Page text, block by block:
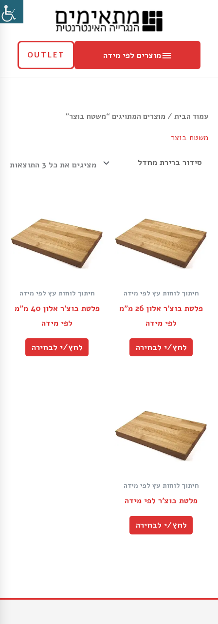
OUTLET
מוצרים
לפי
מידה
מוצרים לפי מידה
עמוד הבית / מוצרים המתויגים “משטח בוצר”
משטח בוצר
מציגים את כל ⁦3⁩ התוצאות
חיתוך לוחות עץ לפי מידה
פלטת בוצ׳ר אלון 26 מ״מ
לפי מידה
לחץ/י לבחירה
חיתוך לוחות עץ לפי מידה
פלטת בוצ׳ר אלון 40 מ״מ
לפי מידה
לחץ/י לבחירה
חיתוך לוחות עץ לפי מידה
פלטת בוצ׳ר לפי מידה
לחץ/י לבחירה